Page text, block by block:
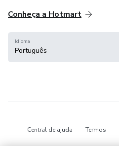
Conheça a Hotmart
Idioma
Português
Central de ajuda Termos